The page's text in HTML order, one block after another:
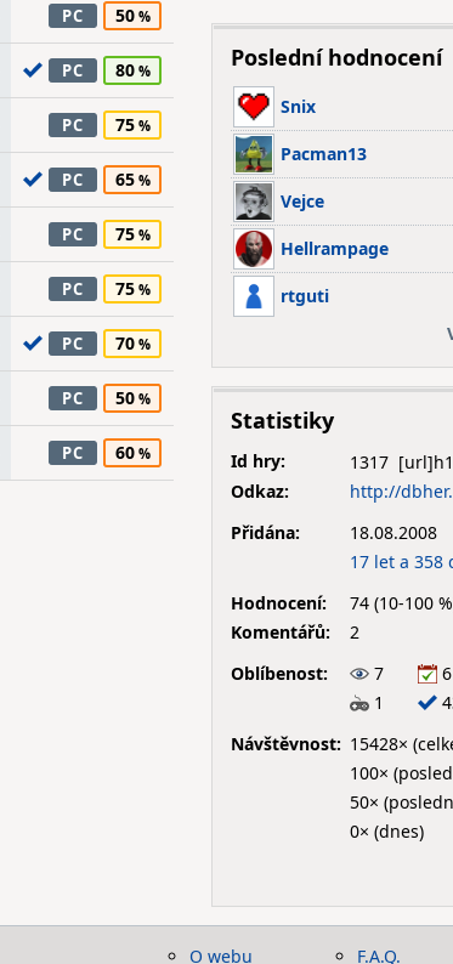
PC 50
PC 80
PC 75
PC 65
PC 75
PC 75
PC 70
PC 50
PC 60
Poslední hodnocení
Snix
Pacman13
Vejce
Hellrampage
rtguti
Statistiky
Id hry:
1317
Odkaz:
http://
Přidána:
18.08.2008
17 let a 358
Hodnocení:
74 (10-100
Komentářů:
2
Oblíbenost:
7
6
1
Návštěvnost: 15428×
100×
50×
0× (dnes)
O webu F.A.Q.